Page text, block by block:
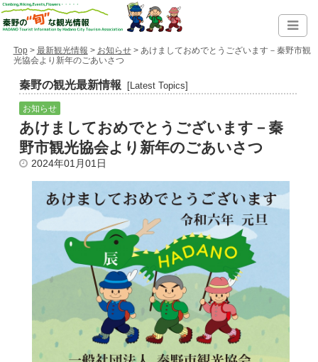
Top> 最新観光情報 > お知らせ> あけましておめでとうございます－秦野市観
光協会より新年のごあいさつ
秦野の観光最新情報 [Latest Topics]
お知らせ
あけましておめでとうございます－秦
野市観光協会より新年のごあいさつ
2024年01月01日